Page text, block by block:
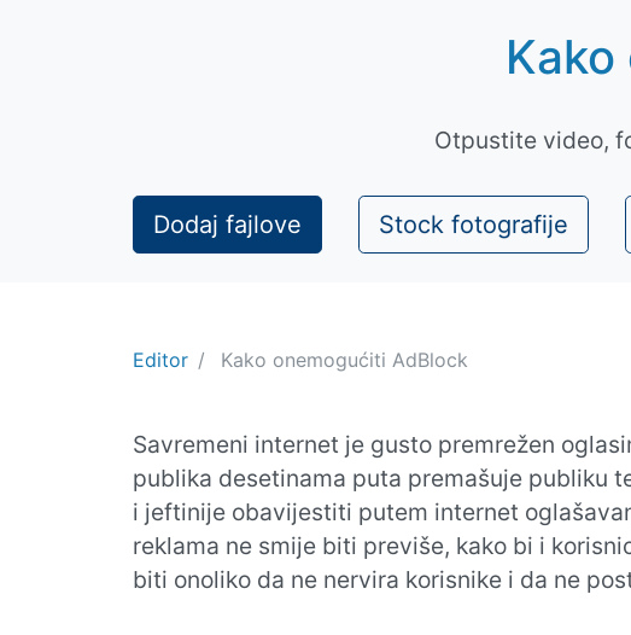
Otpustite video,
Dodaj fajlove Stock fotografije
Editor
Kako onemogućiti AdBlock
Savremeni internet je gusto premrežen
publika desetinama puta premašuje publiku
i jeftinije obavijestiti putem internet
reklama ne smije biti previše, kako bi i
biti onoliko da ne nervira korisnike i da ne